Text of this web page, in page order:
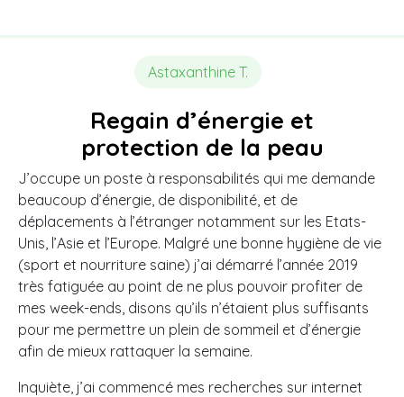
Astaxanthine T.
Regain d’énergie et
protection de la peau
J’occupe un poste à responsabilités qui me demande
beaucoup d’énergie, de disponibilité, et de
déplacements à l’étranger notamment sur les Etats-
Unis, l’Asie et l’Europe. Malgré une bonne hygiène de vie
(sport et nourriture saine) j’ai démarré l’année 2019
très fatiguée au point de ne plus pouvoir profiter de
mes week-ends, disons qu’ils n’étaient plus suffisants
pour me permettre un plein de sommeil et d’énergie
afin de mieux rattaquer la semaine.
Inquiète, j’ai commencé mes recherches sur internet